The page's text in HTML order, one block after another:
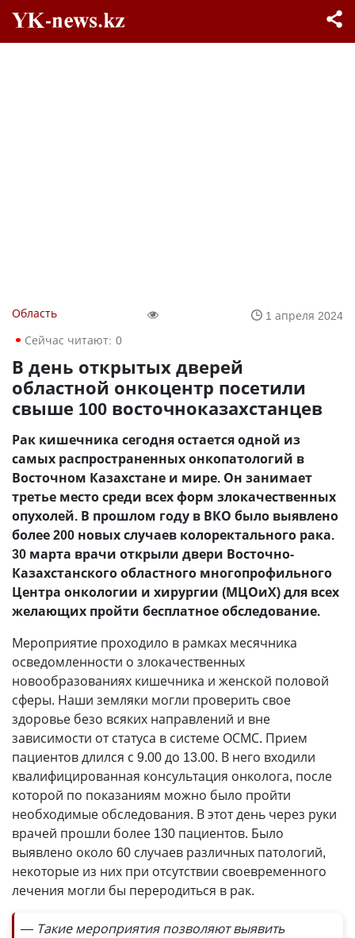
Область
1 апреля 2024
Сейчас читают: 0
В день открытых дверей
областной онкоцентр посетили
свыше 100 восточноказахстанцев
Рак кишечника сегодня остается одной из
самых распространенных онкопатологий в
Восточном Казахстане и мире. Он занимает
третье место среди всех форм злокачественных
опухолей. В прошлом году в ВКО было выявлено
более 200 новых случаев колоректального рака.
30 марта врачи открыли двери Восточно-
Казахстанского областного многопрофильного
Центра онкологии и хирургии (МЦОиХ) для всех
желающих пройти бесплатное обследование.
Мероприятие проходило в рамках месячника
осведомленности о злокачественных
новообразованиях кишечника и женской половой
сферы. Наши земляки могли проверить свое
здоровье безо всяких направлений и вне
зависимости от статуса в системе ОСМС. Прием
пациентов длился с 9.00 до 13.00. В него входили
квалифицированная консультация онколога, после
которой по показаниям можно было пройти
необходимые обследования. В этот день через руки
врачей прошли более 130 пациентов. Было
выявлено около 60 случаев различных патологий,
некоторые из них при отсутствии своевременного
лечения могли бы переродиться в рак.
— Такие мероприятия позволяют выявить